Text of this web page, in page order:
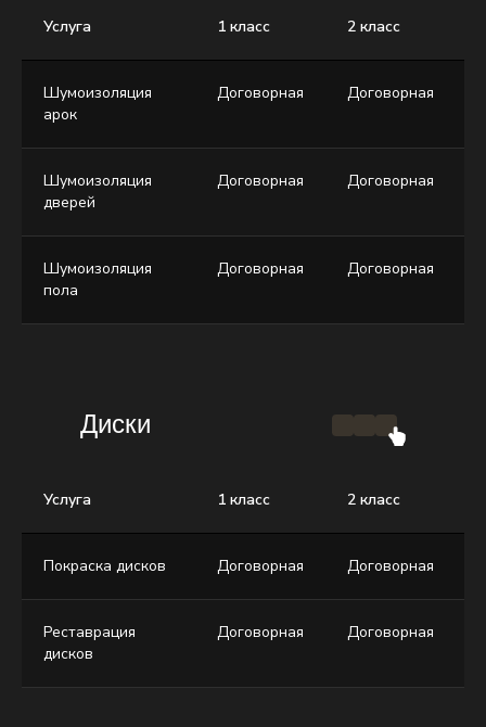
Услуга 1 класс 2 класс
Шумоизоляция
арок
Договорная Договорная
Шумоизоляция
дверей
Договорная Договорная
Шумоизоляция
пола
Договорная Договорная
Диски
Услуга 1 класс 2 класс
Покраска дисков Договорная Договорная
Реставрация
дисков
Договорная Договорная